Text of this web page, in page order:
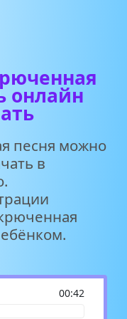
онлайн
песня можно
в
00:42